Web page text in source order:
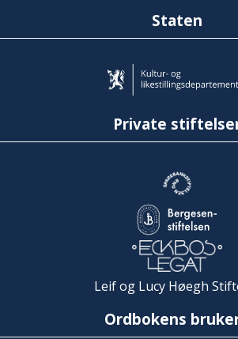
Staten
Private
Leif og Lucy Høegh
Ordbokens